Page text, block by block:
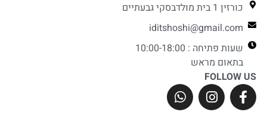
כורזין 1 בית מולדבסקי גבעתיים
iditshoshi@gmail.com
שעות פתיחה : 10:00-18:00
בתאום מראש
FOLLOW US